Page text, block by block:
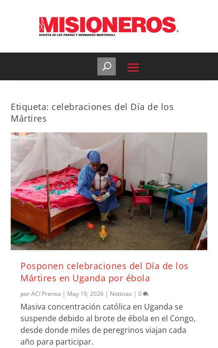
Etiqueta: celebraciones del Día de los
Mártires
Posponen celebraciones del Día de los
Mártires en Uganda por ébola
porACI Prensa | May 19, 2026 | Noticias |0
Masiva concentración católica en Uganda se
suspende debido al brote de ébola en el Congo,
desde donde miles de peregrinos viajan cada
año para participar.